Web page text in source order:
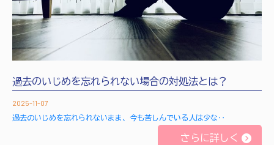
過去のいじめを忘れられない場合の対処法とは？
2025-11-07
過去のいじめを忘れられないまま、今も苦しんでいる人は少な‥
さらに詳しく